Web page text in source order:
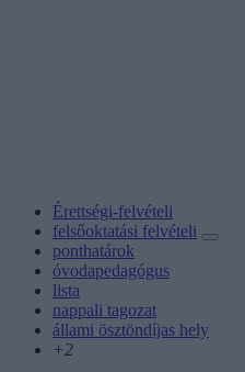
Érettségi-felvételi
felsőoktatási felvételi
ponthatárok
óvodapedagógus
lista
nappali tagozat
állami ösztöndíjas hely
+2